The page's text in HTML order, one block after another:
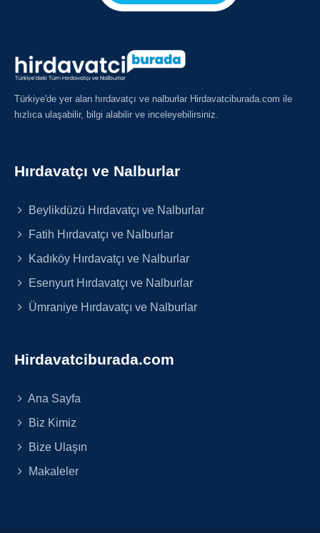
Türkiye'de yer alan hırdavatçı ve nalburlar Hirdavatciburada.com ile
hızlıca ulaşabilir, bilgi alabilir ve inceleyebilirsiniz.
Hırdavatçı ve Nalburlar
Beylikdüzü Hırdavatçı ve Nalburlar
Fatih Hırdavatçı ve Nalburlar
Kadıköy Hırdavatçı ve Nalburlar
Esenyurt Hırdavatçı ve Nalburlar
Ümraniye Hırdavatçı ve Nalburlar
Hirdavatciburada.com
Ana Sayfa
Biz Kimiz
Bize Ulaşın
Makaleler